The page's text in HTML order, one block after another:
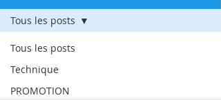
Tous les posts
Technique
PROMOTION
Tous les posts